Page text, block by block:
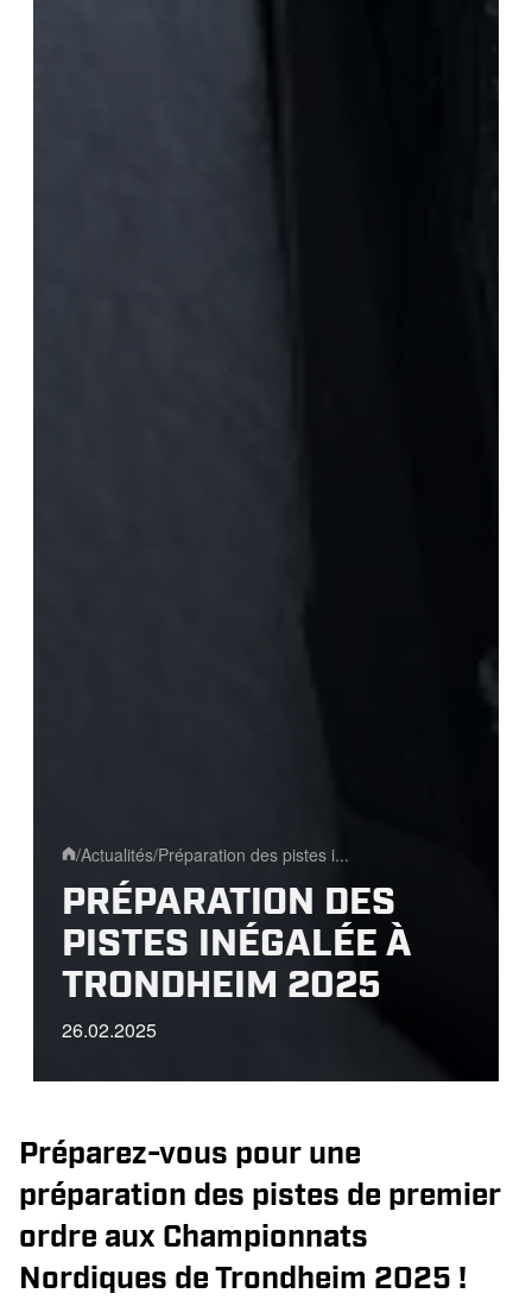
/Actualités/Préparation des pistes i...
PRÉPARATION DES
PISTES INÉGALÉE À
TRONDHEIM 2025
26.02.2025
Préparez-vous pour une
préparation des pistes de premier
ordre aux Championnats
Nordiques de Trondheim 2025 !